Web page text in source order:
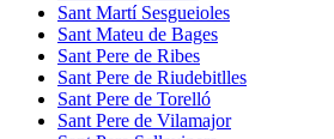
Sant Martí Sesgueioles
Sant Mateu de Bages
Sant Pere de Ribes
Sant Pere de Riudebitlles
Sant Pere de Torelló
Sant Pere de Vilamajor